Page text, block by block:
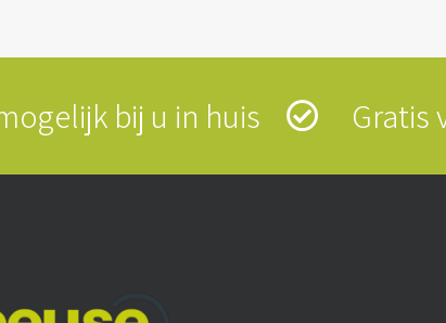
bij u in huis Gratis